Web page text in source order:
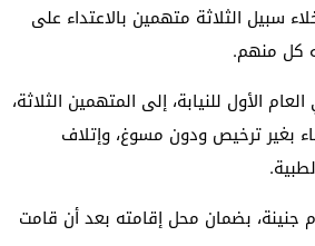
سبيل الثلاثة متهمين بالاعتداء على
الأول للنيابة، إلى المتهمين الثلاثة،
بغير ترخيص ودون مسوغ، وإتلاف
جنينة، بضمان محل إقامته بعد أن قامت